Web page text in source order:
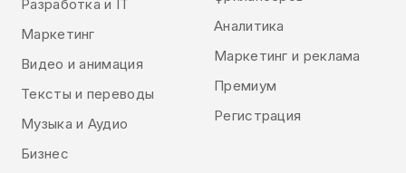
Разработка и IT
Маркетинг
Видео и анимация
Тексты и переводы
Музыка и Аудио
Бизнес
Аналитика
Маркетинг и реклама
Премиум
Регистрация